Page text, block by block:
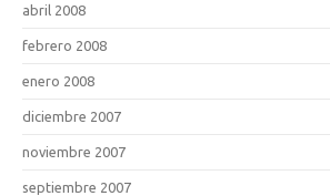
abril 2008
febrero 2008
enero 2008
diciembre 2007
noviembre 2007
septiembre 2007